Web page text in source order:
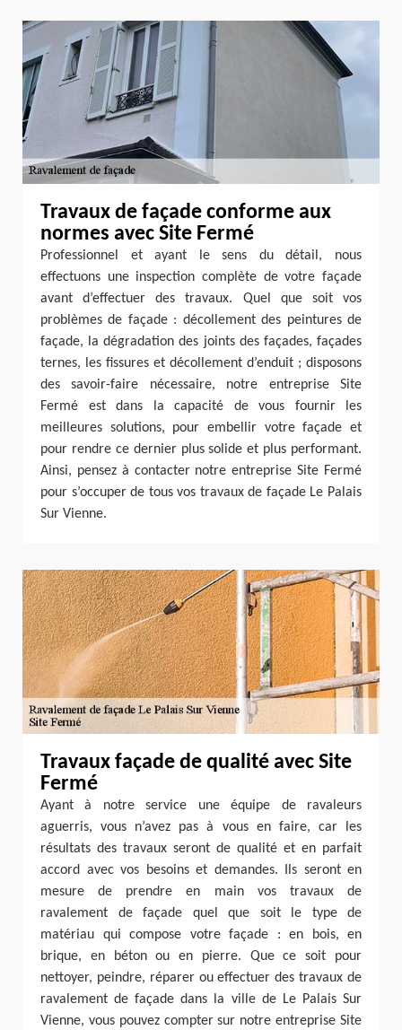
Travaux de façade conforme aux
normes avec Site Fermé
Professionnel et ayant le sens du détail, nous
effectuons une inspection complète de votre façade
avant d’effectuer des travaux. Quel que soit vos
problèmes de façade : décollement des peintures de
façade, la dégradation des joints des façades, façades
ternes, les fissures et décollement d’enduit ; disposons
des savoir-faire nécessaire, notre entreprise Site
Fermé est dans la capacité de vous fournir les
meilleures solutions, pour embellir votre façade et
pour rendre ce dernier plus solide et plus performant.
Ainsi, pensez à contacter notre entreprise Site Fermé
pour s’occuper de tous vos travaux de façade Le Palais
Sur Vienne.
Travaux façade de qualité avec Site
Fermé
Ayant à notre service une équipe de ravaleurs
aguerris, vous n’avez pas à vous en faire, car les
résultats des travaux seront de qualité et en parfait
accord avec vos besoins et demandes. Ils seront en
mesure de prendre en main vos travaux de
ravalement de façade quel que soit le type de
matériau qui compose votre façade : en bois, en
brique, en béton ou en pierre. Que ce soit pour
nettoyer, peindre, réparer ou effectuer des travaux de
ravalement de façade dans la ville de Le Palais Sur
Vienne, vous pouvez compter sur notre entreprise Site